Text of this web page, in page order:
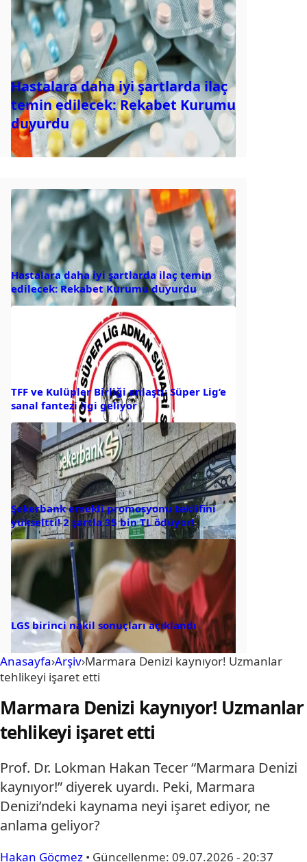
Hastalara daha iyi şartlarda ilaç
temin edilecek: Rekabet Kurumu
duyurdu
Hastalara daha iyi şartlarda ilaç temin
edilecek: Rekabet Kurumu duyurdu
TFF ve Kulüpler Birliği anlaştı: Süper Lig’e
sanal fantezi ligi geliyor
Şekerbank emekli promosyonu teklifini
yükseltti! 2 şartla 35 bin TL ödüyor!
LGS birinci nakil sonuçları açıklandı
Anasayfa›Arşiv›Marmara Denizi kaynıyor! Uzmanlar
tehlikeyi işaret etti
Marmara Denizi kaynıyor! Uzmanlar
tehlikeyi işaret etti
Prof. Dr. Lokman Hakan Tecer “Marmara Denizi
kaynıyor!” diyerek uyardı. Peki, Marmara
Denizi’ndeki kaynama neyi işaret ediyor, ne
anlama geliyor?
Hakan Göçmez • Güncellenme: 09.07.2026 - 20:37